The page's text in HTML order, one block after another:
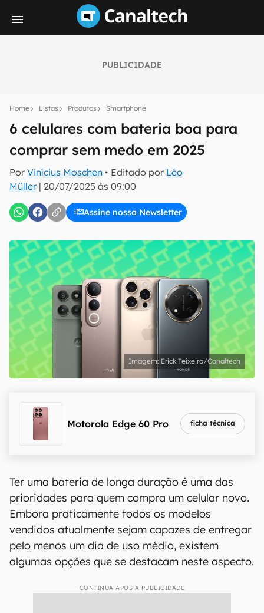
PUBLICIDADE
Home Listas Produtos Smartphone
6 celulares com bateria boa para
comprar sem medo em 2025
Por Vinícius Moschen • Editado por Léo
Müller | 20/07/2025 às 09:00
Assine nossa Newsletter
notícias e reviews sobre tecnologia em primeira
mão.
E-mail
Uso e Política de Privacidade do Canaltech.
Erick Teixeira/Canaltech
Motorola Edge 60 Pro ficha técnica
Ter uma bateria de longa duração é uma das
prioridades para quem compra um celular novo.
Embora praticamente todos os modelos
vendidos atualmente sejam capazes de entregar
pelo menos um dia de uso médio, existem
algumas opções que se destacam neste aspecto.
CONTINUA APÓS A PUBLICIDADE